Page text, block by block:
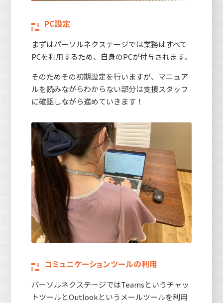
PC設定
まずはパーソルネクステージでは業務はすべて
PCを利用するため、自身のPCが付与されます。
そのためその初期設定を行いますが、マニュア
ルを読みながらわからない部分は支援スタッフ
に確認しながら進めていきます！
コミュニケーションツールの利用
パーソルネクステージではTeamsというチャッ
トツールとOutlookというメールツールを利用